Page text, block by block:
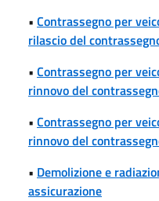
• Contrassegno per
rilascio del
• Contrassegno per
rinnovo del
• Contrassegno per
rinnovo del
• Demolizione e
assicurazione